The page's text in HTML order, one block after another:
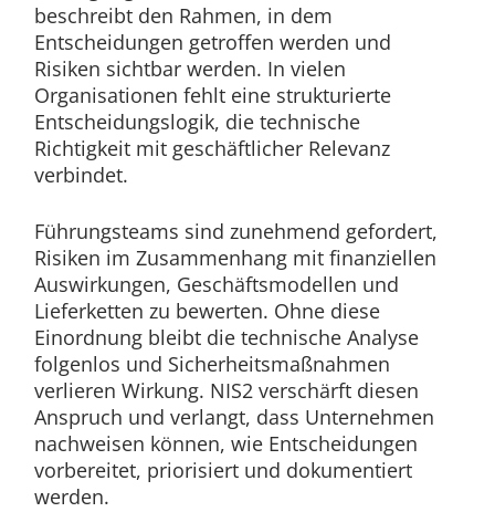
beschreibt den Rahmen, in dem
Entscheidungen getroffen werden und
Risiken sichtbar werden. In vielen
Organisationen fehlt eine strukturierte
Entscheidungslogik, die technische
Richtigkeit mit geschäftlicher Relevanz
verbindet.
Führungsteams sind zunehmend gefordert,
Risiken im Zusammenhang mit finanziellen
Auswirkungen, Geschäftsmodellen und
Lieferketten zu bewerten. Ohne diese
Einordnung bleibt die technische Analyse
folgenlos und Sicherheitsmaßnahmen
verlieren Wirkung. NIS2 verschärft diesen
Anspruch und verlangt, dass Unternehmen
nachweisen können, wie Entscheidungen
vorbereitet, priorisiert und dokumentiert
werden.